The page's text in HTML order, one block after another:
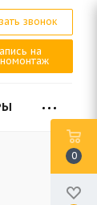
звонок
на
0